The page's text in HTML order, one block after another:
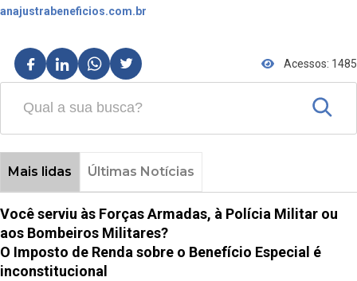
anajustrabeneficios.com.br
Acessos: 1485
Mais lidas Últimas Notícias
Você serviu às Forças Armadas, à Polícia Militar ou
aos Bombeiros Militares?
O Imposto de Renda sobre o Benefício Especial é
inconstitucional